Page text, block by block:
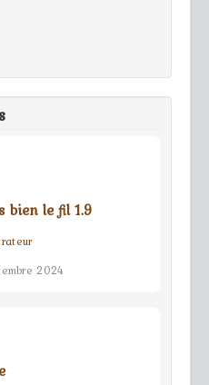
bien le fil 1.9
2024